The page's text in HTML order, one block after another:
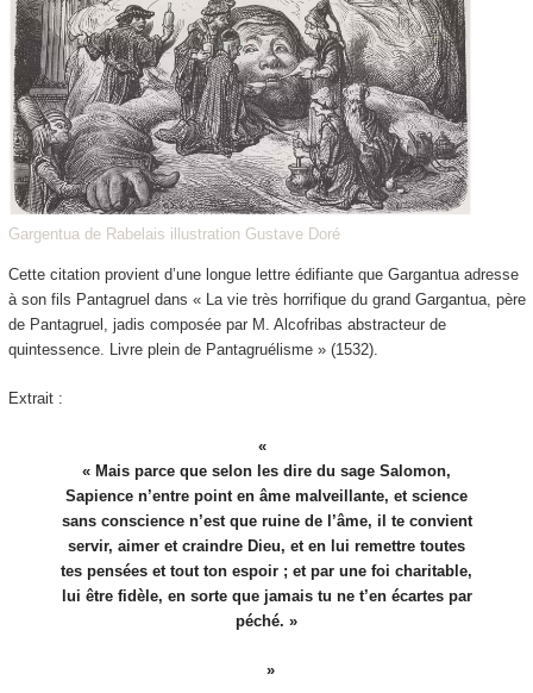
Gargentua de Rabelais illustration Gustave Doré
Cette citation provient d’une longue lettre édifiante que Gargantua adresse
à son fils Pantagruel dans « La vie très horrifique du grand Gargantua, père
de Pantagruel, jadis composée par M. Alcofribas abstracteur de
quintessence. Livre plein de Pantagruélisme » (1532).
Extrait :
« Mais parce que selon les dire du sage Salomon,
Sapience n’entre point en âme malveillante, et science
sans conscience n’est que ruine de l’âme, il te convient
servir, aimer et craindre Dieu, et en lui remettre toutes
tes pensées et tout ton espoir ; et par une foi charitable,
lui être fidèle, en sorte que jamais tu ne t’en écartes par
péché. »